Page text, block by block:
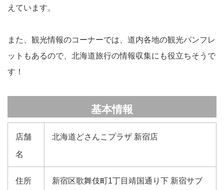
えています。
また、観光情報のコーナーでは、道内各地の観光パンフレ
ットもあるので、北海道旅行の情報収集にも役立ちそうで
す！
基本情報
店舗
名
北海道どさんこプラザ 新宿店
住所 新宿区歌舞伎町1丁目靖国通り下 新宿サブ